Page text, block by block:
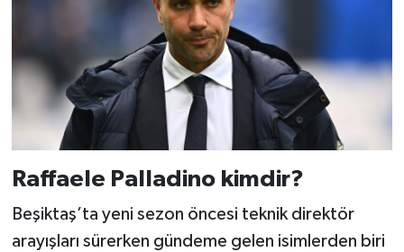
Raffaele Palladino kimdir?
Beşiktaş’ta yeni sezon öncesi teknik direktör
arayışları sürerken gündeme gelen isimlerden biri